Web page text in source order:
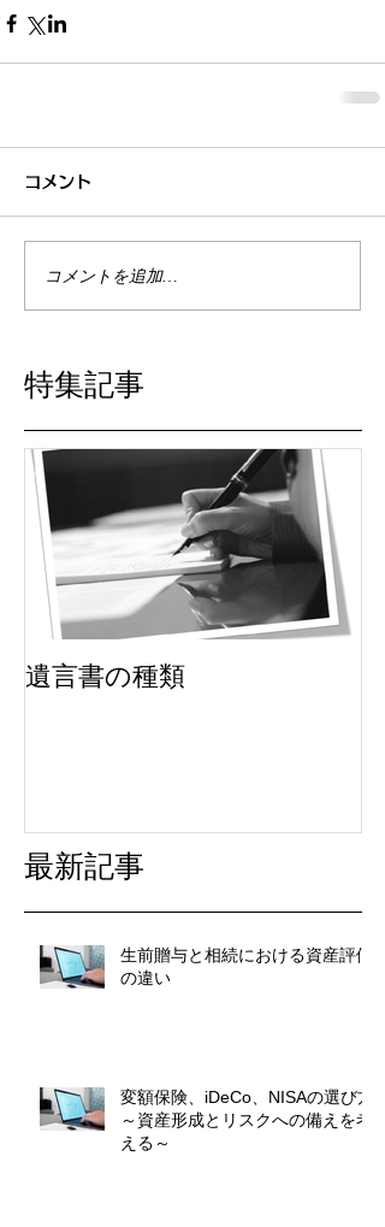
コメント
コメントを追加…
特集記事
遺言書の種類
最新記事
生前贈与と相続における資産評価
の違い
変額保険、iDeCo、NISAの選び方
～資産形成とリスクへの備えを考
える～